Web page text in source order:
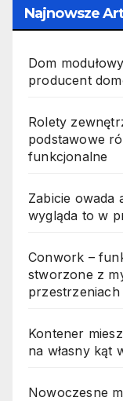
Najnowsze
Dom
producent
Rolety
podstawowe
funkcjonalne
Zabicie owada
wygląda to w
Conwork –
stworzone z
Kontener
na własny kąt
Nowoczesne